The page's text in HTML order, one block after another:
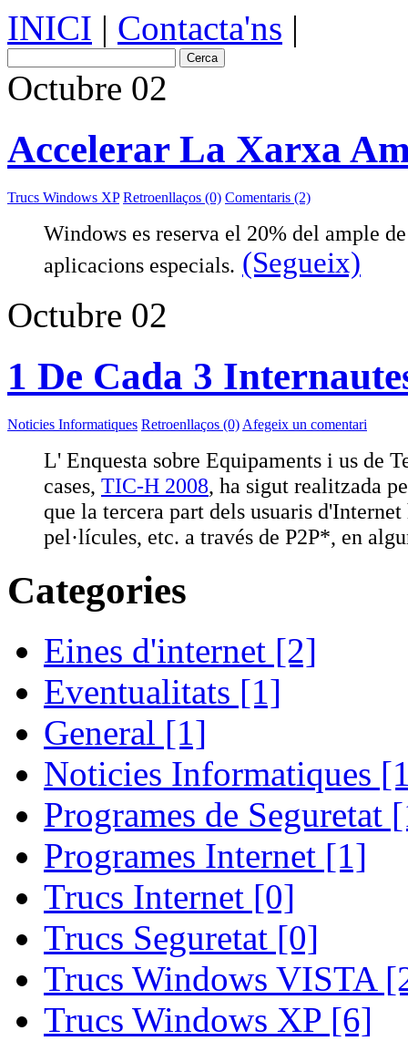
INICI | Contacta'ns |
Octubre 02
Accelerar La Xarxa
Trucs Windows XP Retroenllaços (0) Comentaris (2)
Windows es reserva el 20% del ample
aplicacions especials. (Segueix)
Octubre 02
1 De Cada 3
Noticies Informatiques Retroenllaços (0) Afegeix un comentari
L' Enquesta sobre Equipaments i us de
cases, TIC-H 2008, ha sigut realitzada
que la tercera part dels usuaris
pel·lícules, etc. a través de P2P*, en
Categories
Eines d'internet [2]
Eventualitats [1]
General [1]
Noticies Informatiques
Programes de Seguretat
Programes Internet [1]
Trucs Internet [0]
Trucs Seguretat [0]
Trucs Windows VISTA
Trucs Windows XP [6]